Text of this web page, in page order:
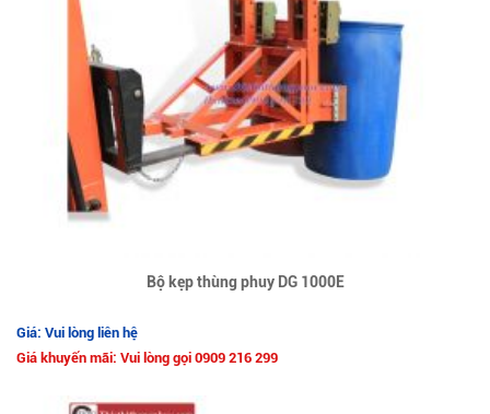
Bộ kẹp thùng phuy DG 1000E
Giá: Vui lòng liên hệ
Giá khuyến mãi: Vui lòng gọi 0909 216 299